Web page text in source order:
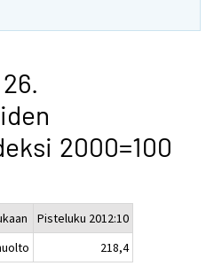
2000=100
Pisteluku 2012:10
218,4